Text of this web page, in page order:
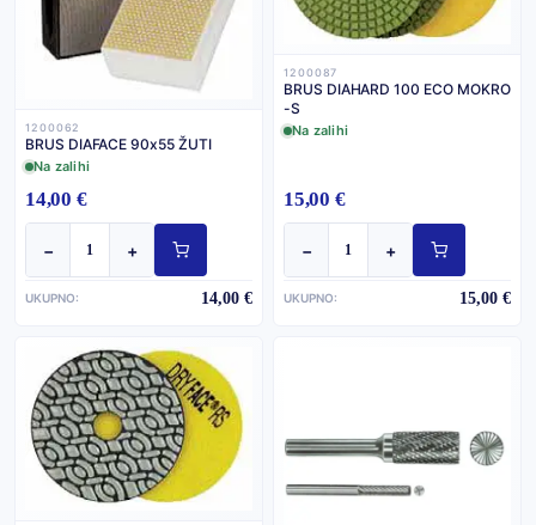
1200062
BRUS DIAFACE 90x55 ŽUTI
Na zalihi
14,00 €
− +
UKUPNO: 14,00 €
1200087
BRUS DIAHARD 100 ECO MOKRO
-S
Na zalihi
15,00 €
− +
UKUPNO: 15,00 €